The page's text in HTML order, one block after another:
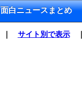
面白ニュースまとめ
｜ サイト別で表示｜